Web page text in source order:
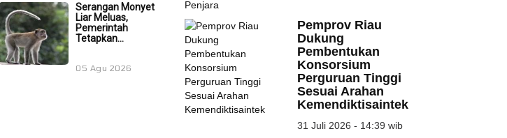
Serangan Monyet
Liar Meluas,
Pemerintah
Tetapkan...
05 Agu 2026
IMT-GT...
06 Agu 2026
Pemprov Riau
Dukung
Pembentukan
Konsorsium
Perguruan Tinggi
Sesuai Arahan
Kemendiktisaintek
31 Juli 2026 - 14:39 wib